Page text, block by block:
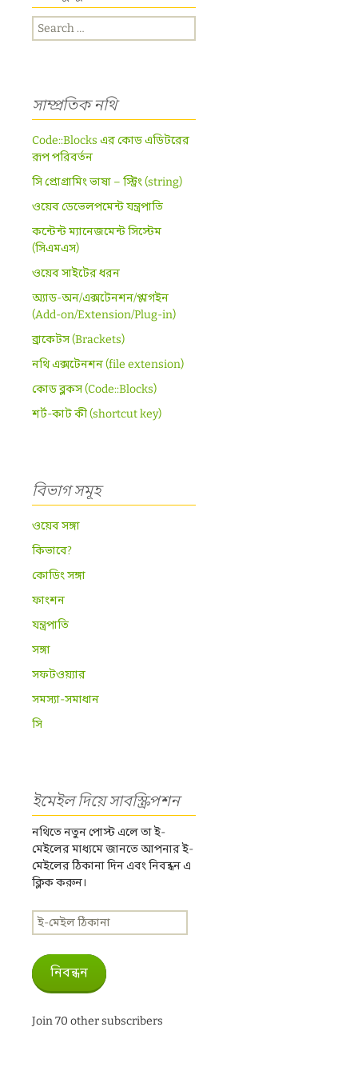
Search
for:
সাম্প্রতিক নথি
Code::Blocks এর কোড এডিটরের
রূপ পরিবর্তন
সি প্রোগ্রামিং ভাষা – স্ট্রিং (string)
ওয়েব ডেভেলপমেন্ট যন্ত্রপাতি
কন্টেন্ট ম্যানেজমেন্ট সিস্টেম
(সিএমএস)
ওয়েব সাইটের ধরন
অ্যাড-অন/এক্সটেনশন/প্লাগইন
(Add-on/Extension/Plug-in)
ব্রাকেটস (Brackets)
নথি এক্সটেনশন (file extension)
কোড ব্লকস (Code::Blocks)
শর্ট-কাট কী (shortcut key)
বিভাগ সমূহ
ওয়েব সঙ্গা
কিভাবে?
কোডিং সঙ্গা
ফাংশন
যন্ত্রপাতি
সঙ্গা
সফটওয়্যার
সমস্যা-সমাধান
সি
ইমেইল দিয়ে সাবস্ক্রিপশন
নথিতে নতুন পোস্ট এলে তা ই-
মেইলের মাধ্যমে জানতে আপনার ই-
মেইলের ঠিকানা দিন এবং নিবন্ধন এ
ক্লিক করুন।
ই-
মেইল
ঠিকানা
নিবন্ধন
Join 70 other subscribers